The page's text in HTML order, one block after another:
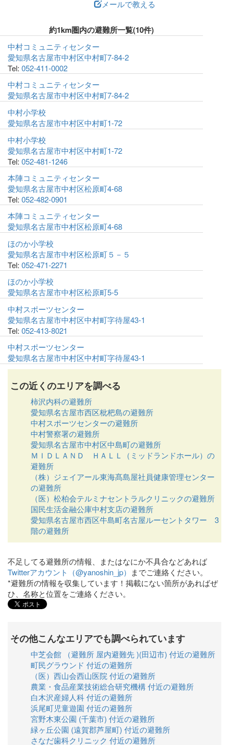
メールで教える
約1km圏内の避難所一覧(10件)
中村コミュニティセンター
愛知県名古屋市中村区中村町7-84-2
Tel: 052-411-0002
中村コミュニティセンター
愛知県名古屋市中村区中村町7-84-2
中村小学校
愛知県名古屋市中村区中村町1-72
中村小学校
愛知県名古屋市中村区中村町1-72
Tel: 052-481-1246
本陣コミュニティセンター
愛知県名古屋市中村区松原町4-68
Tel: 052-482-0901
本陣コミュニティセンター
愛知県名古屋市中村区松原町4-68
ほのか小学校
愛知県名古屋市中村区松原町５－５
Tel: 052-471-2271
ほのか小学校
愛知県名古屋市中村区松原町5-5
中村スポーツセンター
愛知県名古屋市中村区中村町字待屋43-1
Tel: 052-413-8021
中村スポーツセンター
愛知県名古屋市中村区中村町字待屋43-1
この近くのエリアを調べる
柿沢内科の避難所
愛知県名古屋市西区枇杷島の避難所
中村スポーツセンターの避難所
中村警察署の避難所
愛知県名古屋市中村区中島町の避難所
ＭＩＤＬＡＮＤ ＨＡＬＬ（ミッドランドホール）の
避難所
（株）ジェイアール東海髙島屋社員健康管理センター
の避難所
（医）松柏会テルミナセントラルクリニックの避難所
国民生活金融公庫中村支店の避難所
愛知県名古屋市西区牛島町名古屋ルーセントタワー 3
階の避難所
不足してる避難所の情報、またはなにか不具合などあれば
Twitterアカウント（@yanoshin_jp） までご連絡ください。
*避難所の情報を収集しています！掲載にない箇所があればぜ
ひ、名称と位置をご連絡ください。
その他こんなエリアでも調べられています
中芝会館 （避難所 屋内避難先 )(田辺市) 付近の避難所
町民グラウンド 付近の避難所
（医）西山会西山医院 付近の避難所
農業・食品産業技術総合研究機構 付近の避難所
白木沢産婦人科 付近の避難所
浜尾町児童遊園 付近の避難所
宮野木東公園 (千葉市) 付近の避難所
緑ヶ丘公園 (遠賀郡芦屋町) 付近の避難所
さなだ歯科クリニック 付近の避難所